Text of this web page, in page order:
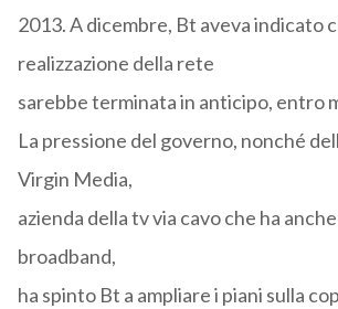
2013. A dicembre, Bt aveva indicato
realizzazione della rete
sarebbe terminata in anticipo, entro
La pressione del governo, nonché
Virgin Media,
azienda della tv via cavo che ha
broadband,
ha spinto Bt a ampliare i piani sulla